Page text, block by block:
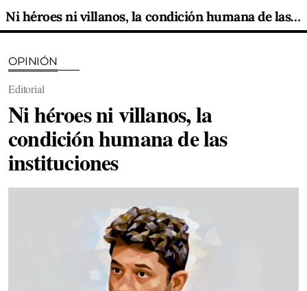
Ni héroes ni villanos, la condición humana de las instituciones
OPINIÓN
Editorial
Ni héroes ni villanos, la
condición humana de las
instituciones